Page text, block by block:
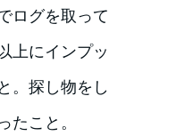
ログを取って
上にインプッ
。探し物をし
たこと。